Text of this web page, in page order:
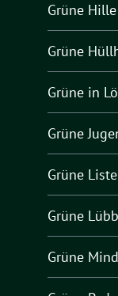
Grüne Hille
Grüne
Grüne in
Grüne
Grüne
Grüne
Grüne